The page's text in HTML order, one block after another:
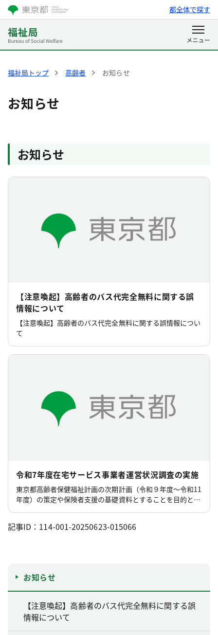
都全体で探す
福祉局トップ 高齢者 お知らせ
お知らせ
お知らせ
【注意喚起】高齢者のバス代完全無料に関する誤
情報について
【注意喚起】高齢者のバス代完全無料に関する誤情報につい
て
令和7年度在宅サービス事業者運営状況調査の実施
東京都高齢者保健福祉計画の次期計画（令和９年度～令和11
年度）の策定や保険者支援の基礎資料とすることを目的と
記事ID：114-001-20250623-015066
お知らせ
【注意喚起】高齢者のバス代完全無料に関する誤
情報について